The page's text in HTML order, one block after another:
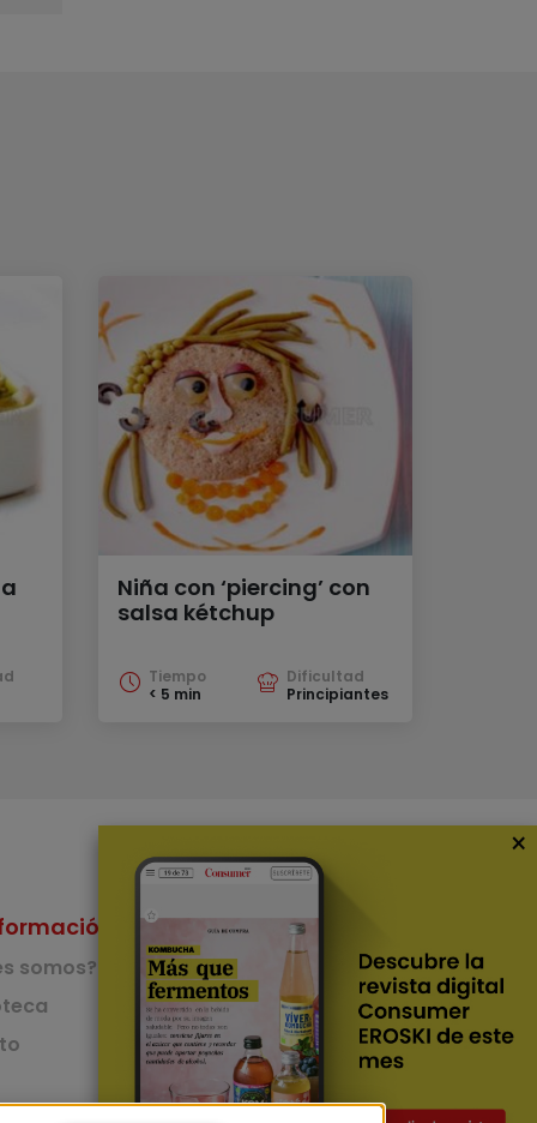
Niña con ‘piercing’ con
salsa kétchup
Tiempo
< 5 min
Dificultad
Principiantes
somos?
Nuestras Apps
App de recetas
App del Camino de
Santiago
×